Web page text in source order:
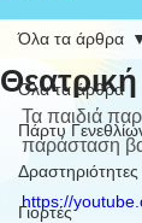
Όλα τα άρθρα
Πάρτυ
Γιορτές
Όλα τα άρθρα
Τα παιδιά
παράσταση
https://